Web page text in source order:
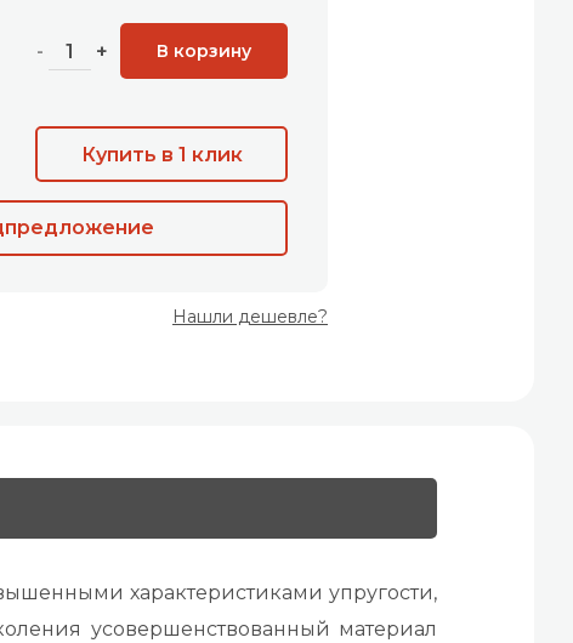
- +
Купить в 1 клик
В корзину
Нашли дешевле?
характеристиками упругости,
усовершенствованный материал